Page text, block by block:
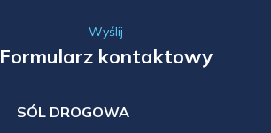
Wyślij
Formularz kontaktowy
SÓL DROGOWA